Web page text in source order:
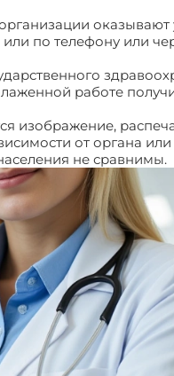
оказывают
по телефону или
работе
изображение,
от органа
не сравнимы.